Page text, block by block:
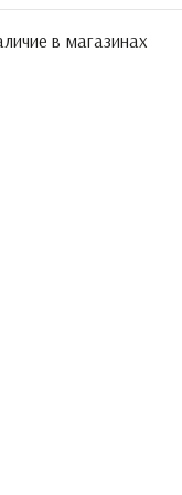
в магазинах